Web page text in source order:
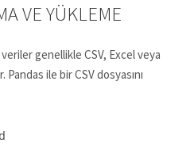
VE YÜKLEME
genellikle CSV, Excel veya
Pandas ile bir CSV dosyasını